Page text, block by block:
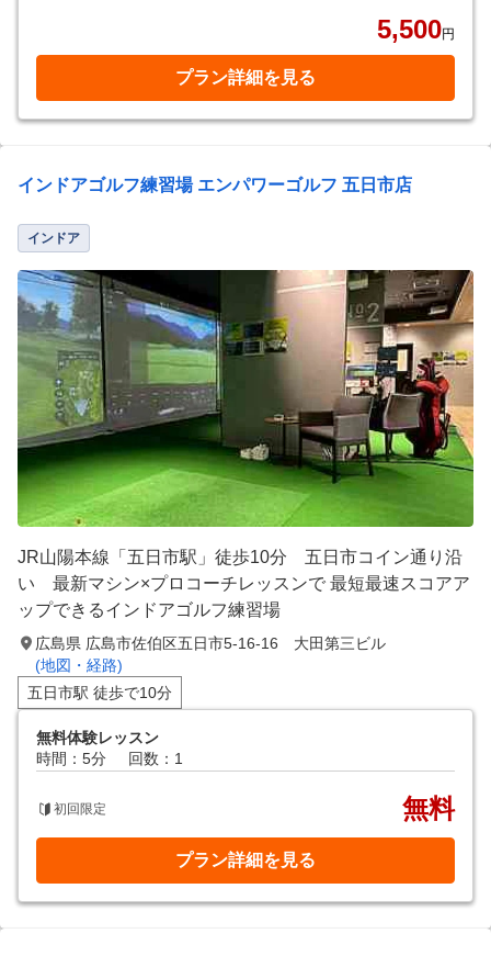
5,500円
プラン詳細を見る
インドアゴルフ練習場 エンパワーゴルフ 五日市店
インドア
JR山陽本線「五日市駅」徒歩10分 五日市コイン通り沿
い 最新マシン×プロコーチレッスンで 最短最速スコアア
ップできるインドアゴルフ練習場
広島県 広島市佐伯区五日市5-16-16 大田第三ビル
(地図・経路)
五日市駅 徒歩で10分
無料体験レッスン
時間：5分
回数：1
初回限定 無料
プラン詳細を見る